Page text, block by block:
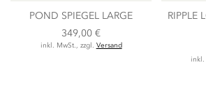
POND SPIEGEL LARGE
349,00 €
inkl. MwSt., zzgl. Versand
RIPPLE
inkl.